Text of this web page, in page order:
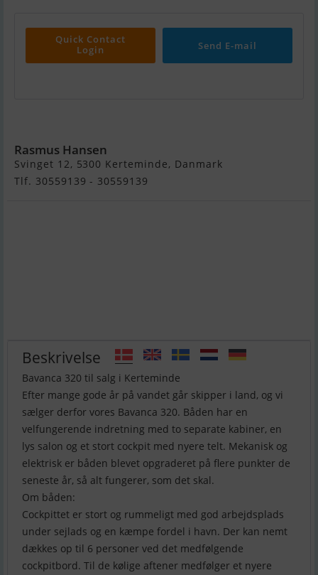
Quick Contact
Login
Send E-mail
Rasmus Hansen
Svinget 12, 5300 Kerteminde, Danmark
Tlf. 30559139 - 30559139
Beskrivelse
Bavanca 320 til salg i Kerteminde
Efter mange gode år på vandet går skipper i land, og vi
sælger derfor vores Bavanca 320. Båden har en
velfungerende indretning med to separate kabiner, en
lys salon og et stort cockpit med nyere telt. Mekanisk og
elektrisk er båden blevet opgraderet på flere punkter de
seneste år, så alt fungerer, som det skal.
Om båden:
Cockpittet er stort og rummeligt med god arbejdsplads
under sejlads og en kæmpe fordel i havn. Der kan nemt
dækkes op til 6 personer ved det medfølgende
cockpitbord. Til de kølige aftener medfølger et nyere